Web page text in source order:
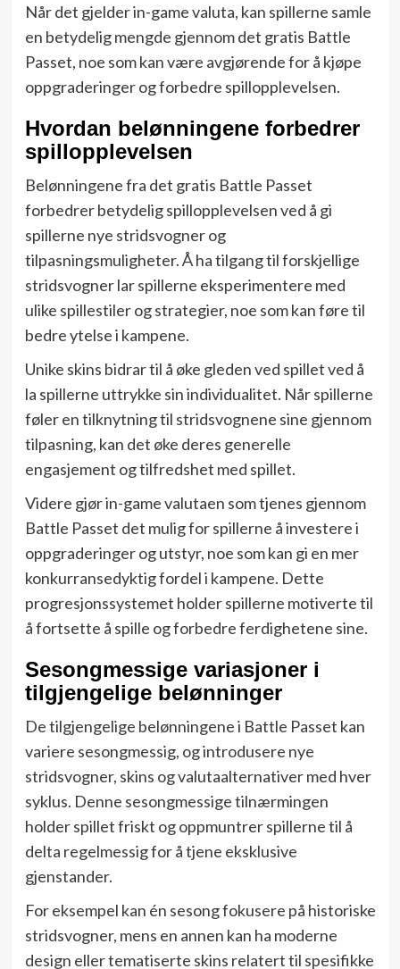
Når det gjelder in-game valuta, kan spillerne samle
en betydelig mengde gjennom det gratis Battle
Passet, noe som kan være avgjørende for å kjøpe
oppgraderinger og forbedre spillopplevelsen.
Hvordan belønningene forbedrer
spillopplevelsen
Belønningene fra det gratis Battle Passet
forbedrer betydelig spillopplevelsen ved å gi
spillerne nye stridsvogner og
tilpasningsmuligheter. Å ha tilgang til forskjellige
stridsvogner lar spillerne eksperimentere med
ulike spillestiler og strategier, noe som kan føre til
bedre ytelse i kampene.
Unike skins bidrar til å øke gleden ved spillet ved å
la spillerne uttrykke sin individualitet. Når spillerne
føler en tilknytning til stridsvognene sine gjennom
tilpasning, kan det øke deres generelle
engasjement og tilfredshet med spillet.
Videre gjør in-game valutaen som tjenes gjennom
Battle Passet det mulig for spillerne å investere i
oppgraderinger og utstyr, noe som kan gi en mer
konkurransedyktig fordel i kampene. Dette
progresjonssystemet holder spillerne motiverte til
å fortsette å spille og forbedre ferdighetene sine.
Sesongmessige variasjoner i
tilgjengelige belønninger
De tilgjengelige belønningene i Battle Passet kan
variere sesongmessig, og introdusere nye
stridsvogner, skins og valutaalternativer med hver
syklus. Denne sesongmessige tilnærmingen
holder spillet friskt og oppmuntrer spillerne til å
delta regelmessig for å tjene eksklusive
gjenstander.
For eksempel kan én sesong fokusere på historiske
stridsvogner, mens en annen kan ha moderne
design eller tematiserte skins relatert til spesifikke